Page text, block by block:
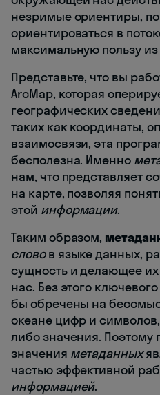
незримые ориентиры,
ориентироваться в
максимальную пользу из
Представьте, что вы
ArcMap, которая
географических
таких как координаты,
взаимосвязи, эта
бесполезна. Именно
нам, что представляет
на карте, позволяя
этой информации.
Таким образом,
словов языке данных,
сущность и делающее
нас. Без этого
бы обречены на
океане цифр и
либо значения. Поэтому
значения метаданных
частью эффективной
информацией.